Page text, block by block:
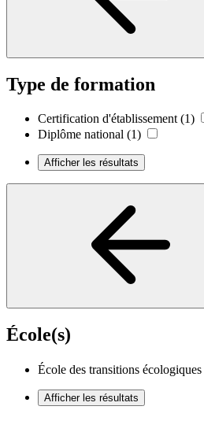
Type de formation
Certification d'établissement (1)
Diplôme national (1)
Afficher les résultats
École(s)
École des transitions écologiques
Afficher les résultats